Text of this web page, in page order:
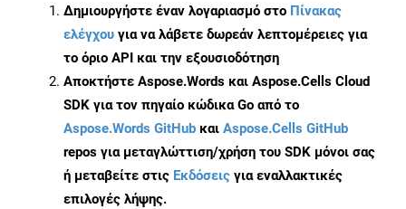
Δημιουργήστε έναν λογαριασμό στο Πίνακας
ελέγχου για να λάβετε δωρεάν λεπτομέρειες για
το όριο API και την εξουσιοδότηση
Αποκτήστε Aspose.Words και Aspose.Cells Cloud
SDK για τον πηγαίο κώδικα Go από το
Aspose.Words GitHub και Aspose.Cells GitHub
repos για μεταγλώττιση/χρήση του SDK μόνοι σας
ή μεταβείτε στις Εκδόσεις για εναλλακτικές
επιλογές λήψης.